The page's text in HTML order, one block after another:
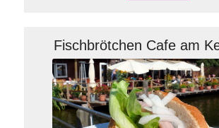
Fischbrötchen Cafe am